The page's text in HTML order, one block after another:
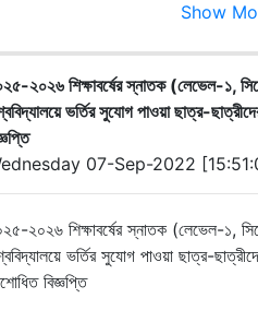
Show
২০২৬ শিক্ষাবর্ষের স্নাতক (লেভেল-১,
ভর্তির সুযোগ পাওয়া ছাত্র-
07-Sep-2022
২০২৬ শিক্ষাবর্ষের স্নাতক (লেভেল-১,
ভর্তির সুযোগ পাওয়া ছাত্র-
বিজ্ঞপ্তি